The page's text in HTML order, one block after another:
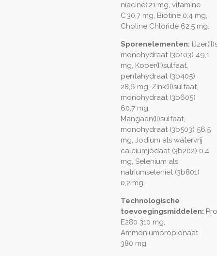
niacine) 21 mg, vitamine
C 30,7 mg, Biotine 0,4 mg,
Choline Chloride 62,5 mg.
Sporenelementen:
monohydraat (3b103) 49,1
mg, Koper(II)sulfaat,
pentahydraat (3b405)
28,6 mg, Zink(II)sulfaat,
monohydraat (3b605)
60,7 mg,
Mangaan(II)sulfaat,
monohydraat (3b503) 56,5
mg, Jodium als watervrij
calciumjodaat (3b202) 0,4
mg, Selenium als
natriumseleniet (3b801)
0,2 mg.
Technologische
toevoegingsmiddelen:
E280 310 mg,
Ammoniumpropionaat
380 mg.